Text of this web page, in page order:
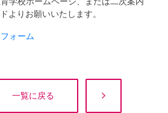
よりお願いいたします。
ォーム
一覧に戻る